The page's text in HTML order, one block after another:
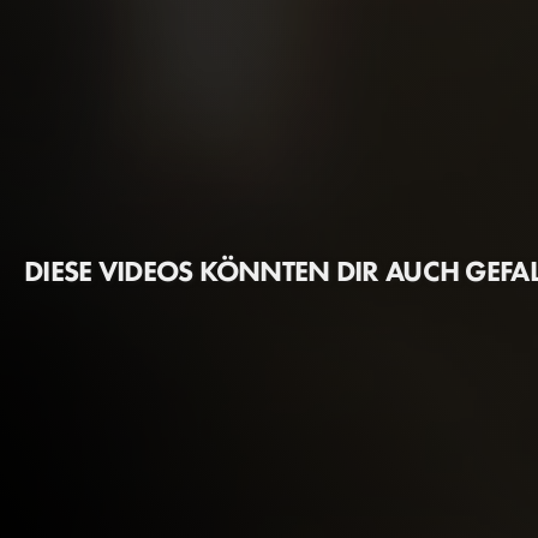
DIESE VIDEOS KÖNNTEN DIR AUCH